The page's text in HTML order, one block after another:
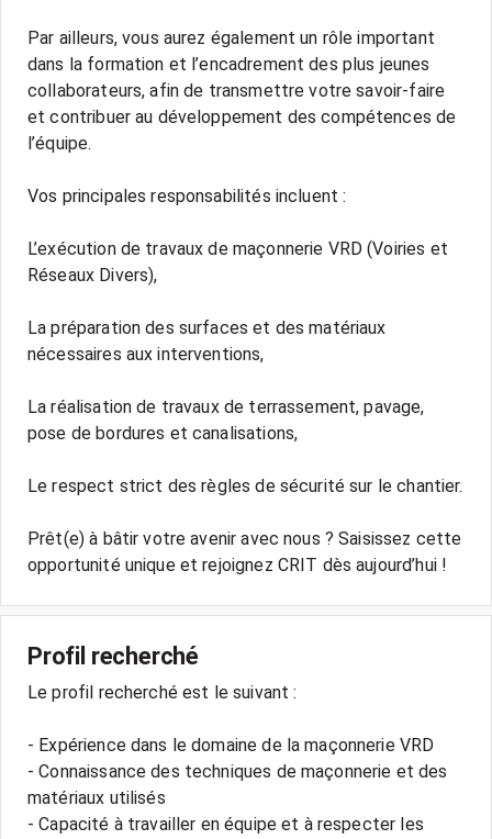
Par ailleurs, vous aurez également un rôle important
dans la formation et l’encadrement des plus jeunes
collaborateurs, afin de transmettre votre savoir-faire
et contribuer au développement des compétences de
l’équipe.
Vos principales responsabilités incluent :
L’exécution de travaux de maçonnerie VRD (Voiries et
Réseaux Divers),
La préparation des surfaces et des matériaux
nécessaires aux interventions,
La réalisation de travaux de terrassement, pavage,
pose de bordures et canalisations,
Le respect strict des règles de sécurité sur le chantier.
Prêt(e) à bâtir votre avenir avec nous ? Saisissez cette
opportunité unique et rejoignez CRIT dès aujourd’hui !
Profil recherché
Le profil recherché est le suivant :
- Expérience dans le domaine de la maçonnerie VRD
- Connaissance des techniques de maçonnerie et des
matériaux utilisés
- Capacité à travailler en équipe et à respecter les